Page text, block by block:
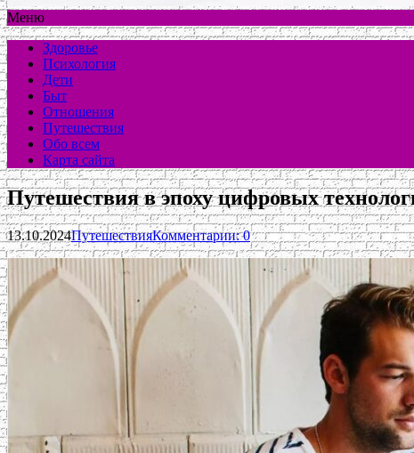
Меню
Здоровье
Психология
Дети
Быт
Отношения
Путешествия
Обо всем
Карта сайта
Путешествия в эпоху цифровых
13.10.2024ПутешествияКомментарии: 0